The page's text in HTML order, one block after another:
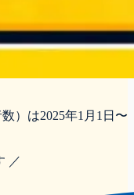
）は2025年1月1日〜
／